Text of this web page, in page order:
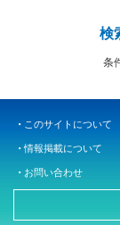
検
条
このサイトについて
情報掲載について
お問い合わせ